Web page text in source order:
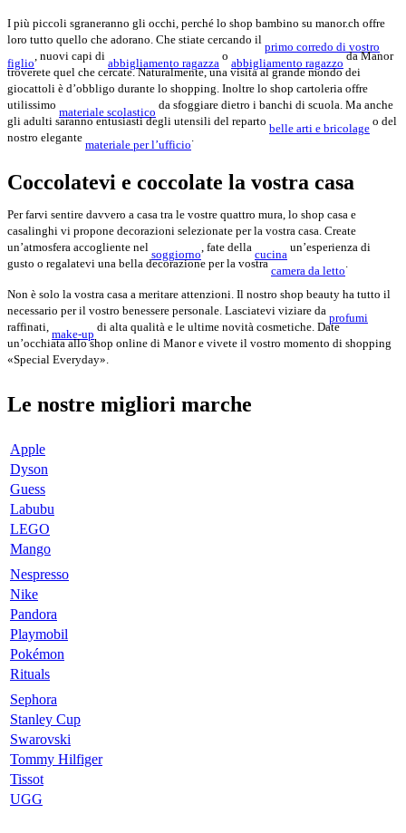
I più piccoli sgraneranno gli occhi, perché lo shop bambino su manor.ch offre
loro tutto quello che adorano. Che stiate cercando il
primo corredo di vostro
figlio
, nuovi capi di
abbigliamento ragazza
o
abbigliamento ragazzo
da Manor
troverete quel che cercate. Naturalmente, una visita al grande mondo dei
giocattoli è d’obbligo durante lo shopping. Inoltre lo shop cartoleria offre
utilissimo
materiale scolastico
da sfoggiare dietro i banchi di scuola. Ma anche
gli adulti saranno entusiasti degli utensili del reparto
belle arti e bricolage
o del
nostro elegante
materiale per l’ufficio
.
Coccolatevi e coccolate la vostra casa
Per farvi sentire davvero a casa tra le vostre quattro mura, lo shop casa e
casalinghi vi propone decorazioni selezionate per la vostra casa. Create
un’atmosfera accogliente nel
soggiorno
, fate della
cucina
un’esperienza di
gusto o regalatevi una bella decorazione per la vostra
camera da letto
.
Non è solo la vostra casa a meritare attenzioni. Il nostro shop beauty ha tutto il
necessario per il vostro benessere personale. Lasciatevi viziare da
profumi
raffinati,
make-up
di alta qualità e le ultime novità cosmetiche. Date
un’occhiata allo shop online di Manor e vivete il vostro momento di shopping
«Special Everyday».
Le nostre migliori marche
Apple
Dyson
Guess
Labubu
LEGO
Mango
Nespresso
Nike
Pandora
Playmobil
Pokémon
Rituals
Sephora
Stanley Cup
Swarovski
Tommy Hilfiger
Tissot
UGG